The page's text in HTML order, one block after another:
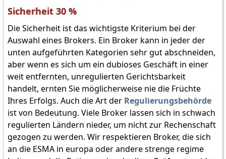
Sicherheit 30 %
Die Sicherheit ist das wichtigste Kriterium bei der
Auswahl eines Brokers. Ein Broker kann in jeder der
unten aufgeführten Kategorien sehr gut abschneiden,
aber wenn es sich um ein dubioses Geschäft in einer
weit entfernten, unregulierten Gerichtsbarkeit
handelt, ernten Sie möglicherweise nie die Früchte
Ihres Erfolgs. Auch die Art der Regulierungsbehörde
ist von Bedeutung. Viele Broker lassen sich in schwach
regulierten Ländern nieder, um nicht zur Rechenschaft
gezogen zu werden. Wir respektieren Broker, die sich
an die ESMA in europa oder andere strenge regime